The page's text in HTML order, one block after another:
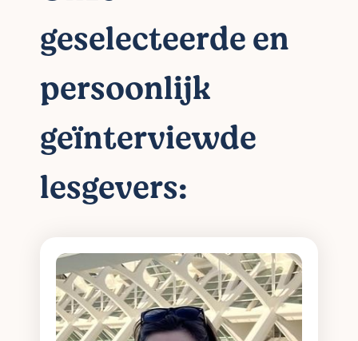
geselecteerde en
persoonlijk
geïnterviewde
lesgevers: